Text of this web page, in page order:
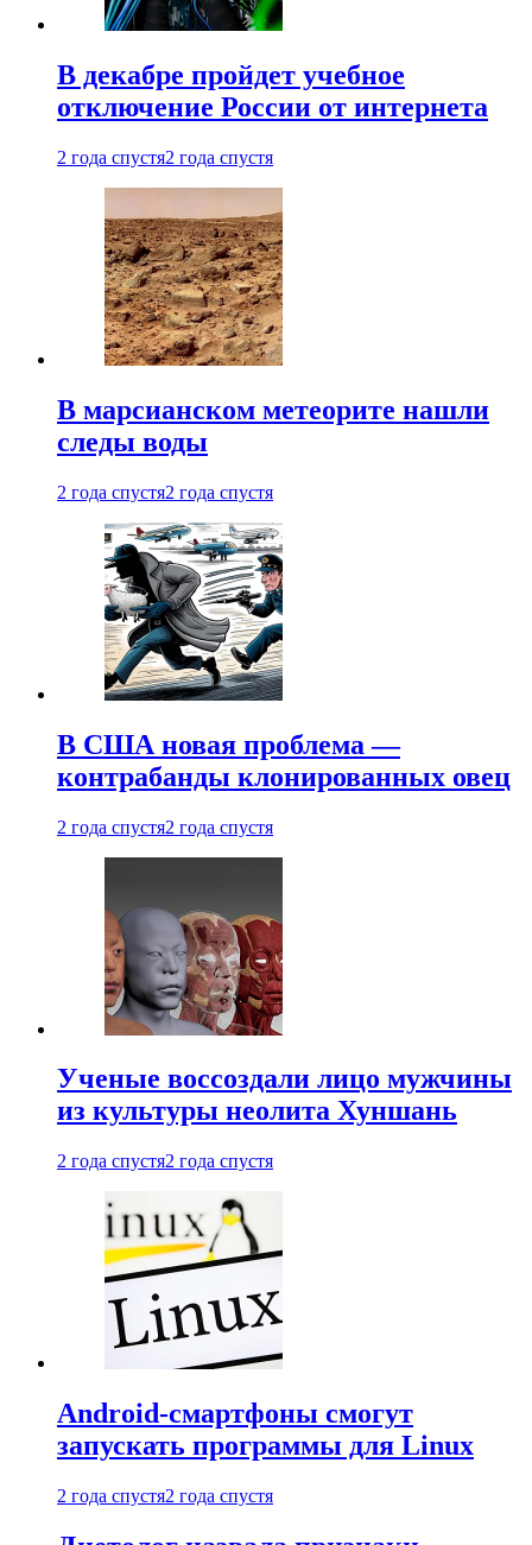
В декабре пройдет учебное
отключение России от интернета
2 года спустя2 года спустя
В марсианском метеорите нашли
следы воды
2 года спустя2 года спустя
В США новая проблема —
контрабанды клонированных овец
2 года спустя2 года спустя
Ученые воссоздали лицо мужчины
из культуры неолита Хуншань
2 года спустя2 года спустя
Android-смартфоны смогут
запускать программы для Linux
2 года спустя2 года спустя